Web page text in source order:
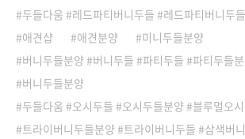
두들다움 #레드파티버니두들 #레드파티버니두
애견샵
애견분양
미니두들분양
버니두들분양 #버니두들 #파티두들 #파티두들
버니두들분양
두들다움 #오시두들 #오시두들분양 #블루멀오
트라이버니두들분양 #트라이버니두들 #삼색버